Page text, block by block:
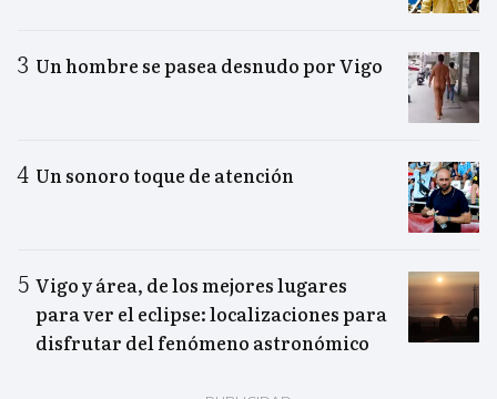
Un hombre se pasea desnudo por Vigo
Un sonoro toque de atención
Vigo y área, de los mejores lugares
para ver el eclipse: localizaciones para
disfrutar del fenómeno astronómico